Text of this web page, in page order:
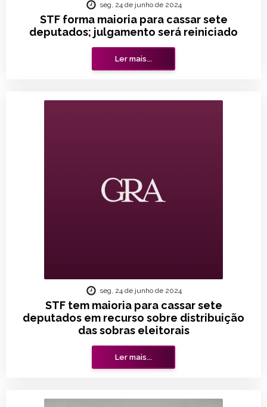
STF forma maioria para cassar sete
deputados; julgamento será reiniciado
seg, 24 de junho de 2024
Ler mais...
STF tem maioria para cassar sete
deputados em recurso sobre distribuição
das sobras eleitorais
seg, 24 de junho de 2024
Ler mais...